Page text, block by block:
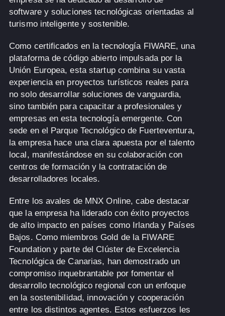
software y soluciones tecnológicas orientadas al
turismo inteligente y sostenible.
Como certificados en la tecnología FIWARE, una
plataforma de código abierto impulsada por la
Unión Europea, esta startup combina su vasta
experiencia en proyectos turísticos reales para
no solo desarrollar soluciones de vanguardia,
sino también para capacitar a profesionales y
empresas en esta tecnología emergente. Con
sede en el Parque Tecnológico de Fuerteventura,
la empresa hace una clara apuesta por el talento
local, manifestándose en su colaboración con
centros de formación y la contratación de
desarrolladores locales.
Entre los avales de MNX Online, cabe destacar
que la empresa ha liderado con éxito proyectos
de alto impacto en países como Irlanda y Países
Bajos. Como miembros Gold de la FIWARE
Foundation y parte del Clúster de Excelencia
Tecnológica de Canarias, han demostrado un
compromiso inquebrantable por fomentar el
desarrollo tecnológico regional con un enfoque
en la sostenibilidad, innovación y cooperación
entre los distintos agentes. Estos esfuerzos les